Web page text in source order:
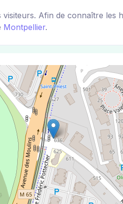
Afin de connaître les
Montpellier.